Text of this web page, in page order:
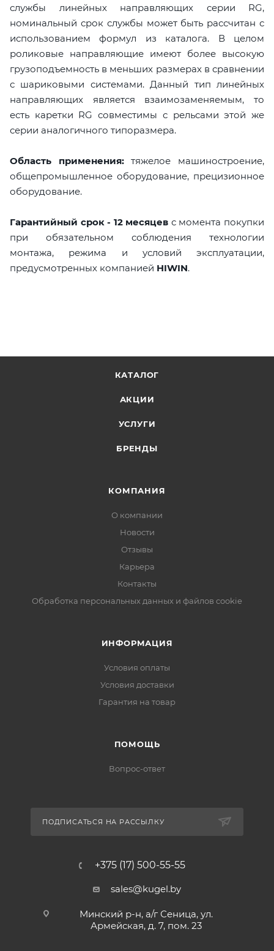
службы линейных направляющих серии RG,
номинальный срок службы может быть рассчитан с
использованием формул из каталога. В целом
роликовые направляющие имеют более высокую
грузоподъемность в меньших размерах в сравнении
с шариковыми системами. Данный тип линейных
направляющих является взаимозаменяемым, то
есть каретки RG совместимы с рельсами этой же
серии аналогичного типоразмера.
Область применения:тяжелое машиностроение,
общепромышленное оборудование, прецизионное
оборудование.
Гарантийный срок - 12 месяцев с момента покупки
при обязательном соблюдения технологии
монтажа, режима и условий эксплуатации,
предусмотренных компанией HIWIN.
КАТАЛОГ
АКЦИИ
УСЛУГИ
БРЕНДЫ
КОМПАНИЯ
О компании
Новости
Отзывы
Карьера
Контакты
Обработка персональных данных и файлов cookie
ИНФОРМАЦИЯ
Условия оплаты
Условия доставки
Гарантия на товар
ПОМОЩЬ
Вопрос-ответ
ПОДПИСАТЬСЯ НА РАССЫЛКУ
+375 (17) 500-55-55
sales@kugel.by
Минский р-н, а/г Сеница, ул.
Армейская, д. 7, пом. 23